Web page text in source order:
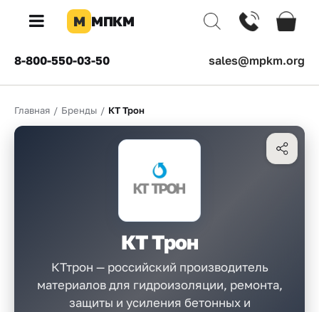
×
КОМПАНИЯ
товаров
Бренды
М МПКМ
8-800-550-03-50 sales@mpkm.org
Главная / Бренды / КТ Трон
КТ Трон
КТтрон — российский производитель
материалов для гидроизоляции, ремонта,
защиты и усиления бетонных и